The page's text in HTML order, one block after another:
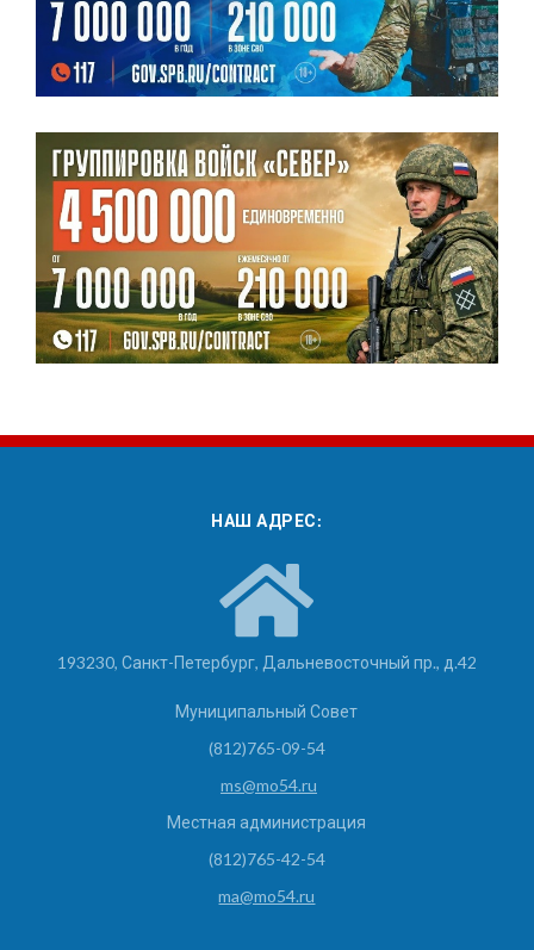
НАШ АДРЕС:
193230, Санкт-Петербург, Дальневосточный пр., д.42
Муниципальный Совет
(812)765-09-54
ms@mo54.ru
Местная администрация
(812)765-42-54
ma@mo54.ru